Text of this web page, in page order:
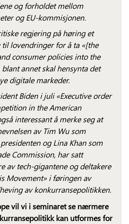
og forholdet mellom
og EU-kommisjonen.
regjering på høring et
lov­endringer for å ta «[the
consumer policies into the
annet skal hensynta det
digitale markeder.
Biden i juli «Executive order
in the American
interessant å merke seg at
av Tim Wu som
og Lina Khan som
Commission, har satt
av tech-gigantene og deltakere
Movement» i føringen av
av konkurransepolitikken.
vil vi i seminaret se nærmere
kan utformes for